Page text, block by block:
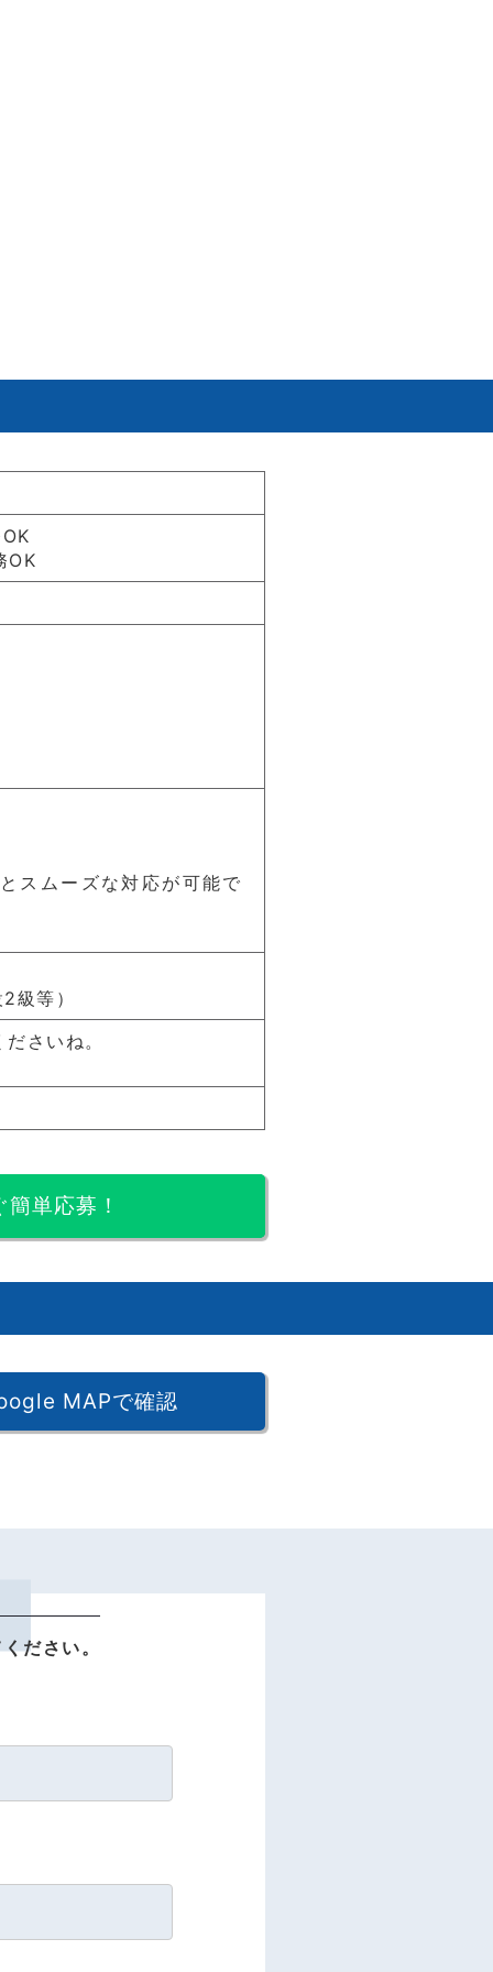
OK
スムーズな対応が可能で
級等）
さいね。
簡単応募！
MAPで確認
ださい。